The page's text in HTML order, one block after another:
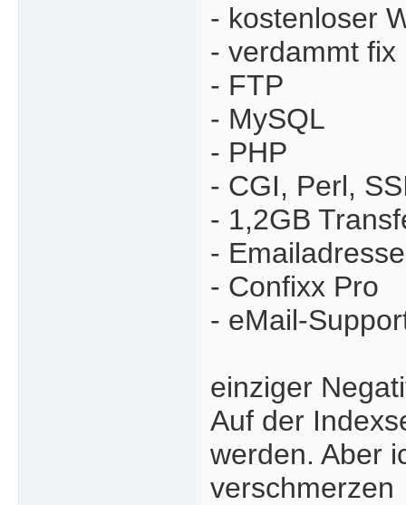
- kostenloser
- verdammt fix
- FTP
- MySQL
- PHP
- CGI, Perl,
- 1,2GB
- Emailadresse
- Confixx Pro
- eMail-
einziger
Auf der
werden. Aber
verschmerzen